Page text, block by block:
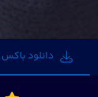
دانلود باکس